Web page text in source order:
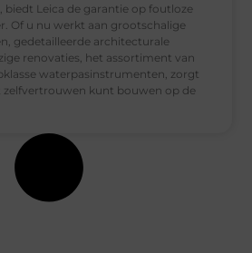
biedt Leica de garantie op foutloze
Of u nu werkt aan grootschalige
gedetailleerde architecturale
renovaties, het assortiment van
waterpasinstrumenten, zorgt
kunt bouwen op de